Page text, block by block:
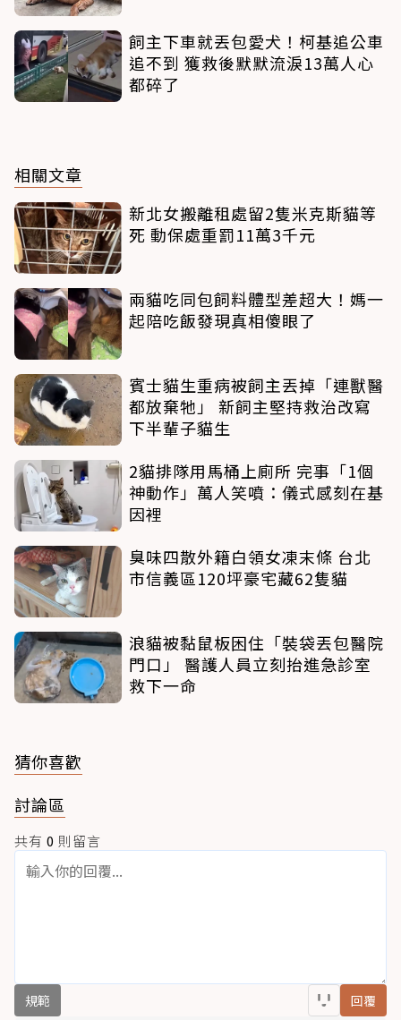
飼主下車就丟包愛犬！柯基追公車
追不到 獲救後默默流淚13萬人心
都碎了
相關文章
新北女搬離租處留2隻米克斯貓等
死 動保處重罰11萬3千元
兩貓吃同包飼料體型差超大！媽一
起陪吃飯發現真相傻眼了
賓士貓生重病被飼主丟掉「連獸醫
都放棄牠」 新飼主堅持救治改寫
下半輩子貓生
2貓排隊用馬桶上廁所 完事「1個
神動作」萬人笑噴：儀式感刻在基
因裡
臭味四散外籍白領女凍末條 台北
市信義區120坪豪宅藏62隻貓
浪貓被黏鼠板困住「裝袋丟包醫院
門口」 醫護人員立刻抬進急診室
救下一命
猜你喜歡
討論區
共有 0 則留言
規範 回覆